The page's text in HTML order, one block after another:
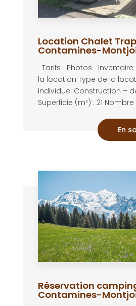
Location Chalet
Contamines-
Tarifs Photos Inventaire
la location Type de la
individuel Construction –
Superficie (m²) : 21 Nombre
En
Réservation
Contamines-